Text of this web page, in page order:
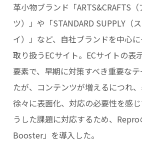
革小物ブランド「ARTS&CRAFTS
ツ）」や「STANDARD SUPPLY（
イ）」など、自社ブランドを中心
取り扱うECサイト。ECサイトの表
要素で、早期に対策すべき重要な
たが、コンテンツが増えるにつれ
徐々に表面化、対応の必要性を感
うした課題に対応するため、
Booster」を導入した。